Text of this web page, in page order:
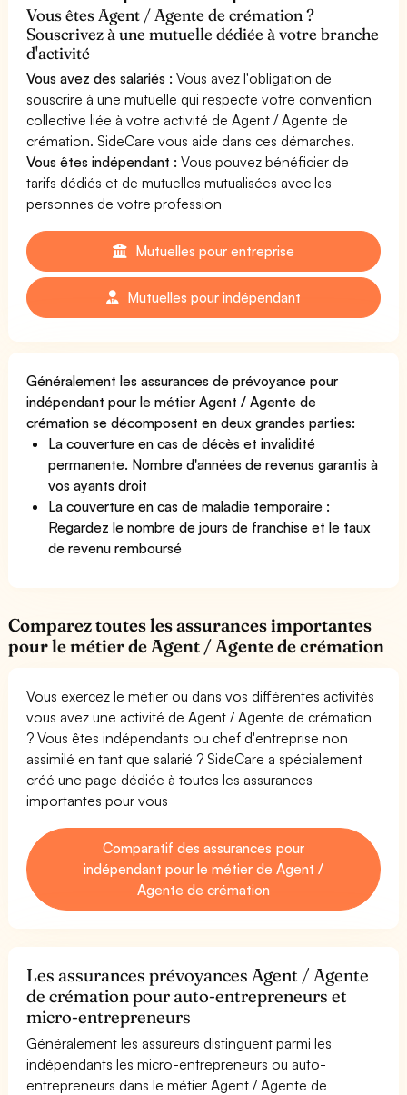
Vous êtes Agent / Agente de crémation ?
Souscrivez à une mutuelle dédiée à votre branche
d'activité
Vous avez des salariés : Vous avez l'obligation de
souscrire à une mutuelle qui respecte votre convention
collective liée à votre activité de Agent / Agente de
crémation. SideCare vous aide dans ces démarches.
Vous êtes indépendant : Vous pouvez bénéficier de
tarifs dédiés et de mutuelles mutualisées avec les
personnes de votre profession
Mutuelles pour entreprise
Mutuelles pour indépendant
Généralement les assurances de prévoyance pour
indépendant pour le métier Agent / Agente de
crémation se décomposent en deux grandes parties:
La couverture en cas de décès et invalidité
permanente. Nombre d'années de revenus garantis à
vos ayants droit
La couverture en cas de maladie temporaire :
Regardez le nombre de jours de franchise et le taux
de revenu remboursé
Comparez toutes les assurances importantes
pour le métier de Agent / Agente de crémation
Vous exercez le métier ou dans vos différentes activités
vous avez une activité de Agent / Agente de crémation
? Vous êtes indépendants ou chef d'entreprise non
assimilé en tant que salarié ? SideCare a spécialement
créé une page dédiée à toutes les assurances
importantes pour vous
Comparatif des assurances pour
indépendant pour le métier de Agent /
Agente de crémation
Les assurances prévoyances Agent / Agente
de crémation pour auto-entrepreneurs et
micro-entrepreneurs
Généralement les assureurs distinguent parmi les
indépendants les micro-entrepreneurs ou auto-
entrepreneurs dans le métier Agent / Agente de